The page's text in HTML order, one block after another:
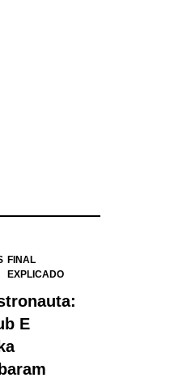
FINAL
EXPLICADO
E